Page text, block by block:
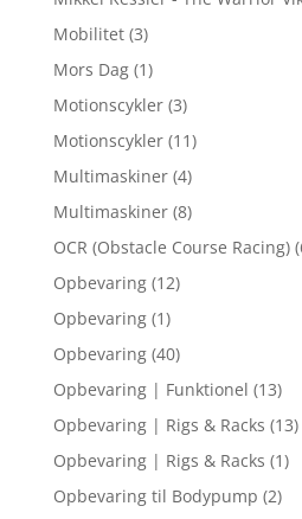
Mobilitet (3)
Mors Dag (1)
Motionscykler (3)
Motionscykler (11)
Multimaskiner (4)
Multimaskiner (8)
OCR (Obstacle Course Racing)
Opbevaring (12)
Opbevaring (1)
Opbevaring (40)
Opbevaring | Funktionel (13)
Opbevaring | Rigs & Racks (13)
Opbevaring | Rigs & Racks (1)
Opbevaring til Bodypump (2)